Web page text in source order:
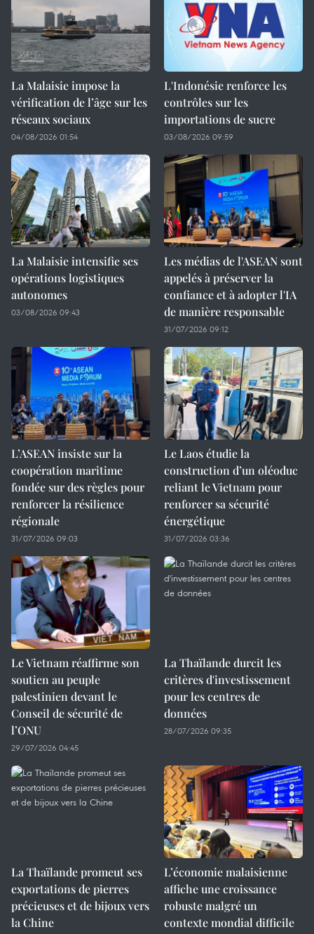
La Malaisie impose la
vérification de l’âge sur les
réseaux sociaux
04/08/2026 01:54
L'Indonésie renforce les
contrôles sur les
importations de sucre
03/08/2026 09:59
La Malaisie intensifie ses
opérations logistiques
autonomes
03/08/2026 09:43
Les médias de l'ASEAN sont
appelés à préserver la
confiance et à adopter l'IA
de manière responsable
31/07/2026 09:12
L’ASEAN insiste sur la
coopération maritime
fondée sur des règles pour
renforcer la résilience
régionale
31/07/2026 09:03
Le Laos étudie la
construction d’un oléoduc
reliant le Vietnam pour
renforcer sa sécurité
énergétique
31/07/2026 03:36
Le Vietnam réaffirme son
soutien au peuple
palestinien devant le
Conseil de sécurité de
l’ONU
29/07/2026 04:45
La Thaïlande durcit les
critères d'investissement
pour les centres de
données
28/07/2026 09:35
La Thaïlande promeut ses
exportations de pierres
précieuses et de bijoux vers
la Chine
L’économie malaisienne
affiche une croissance
robuste malgré un
contexte mondial difficile